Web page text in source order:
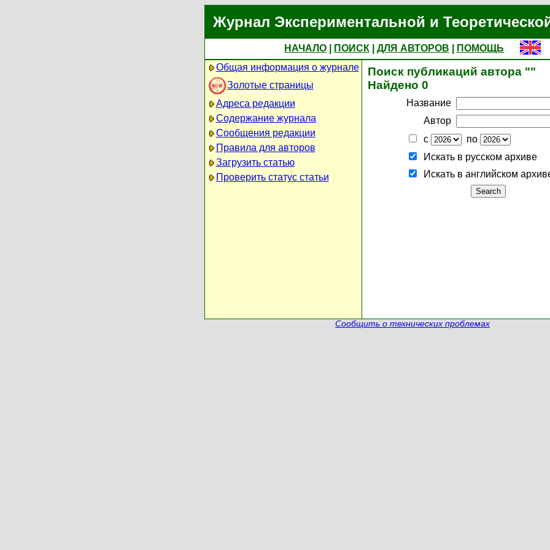
Журнал Экспериментальной и
НАЧАЛО ПОИСК ДЛЯ АВТОРОВ
ПОМОЩЬ
Общая информация о журнале
Золотые страницы
Адреса редакции
Содержание журнала
Сообщения редакции
Правила для авторов
Загрузить статью
Проверить статус статьи
Поиск публикаций автора ""
Найдено 0
Название
Автор
с
по
Искать в русском архиве
Искать в английском
Сообщить о технических проблемах